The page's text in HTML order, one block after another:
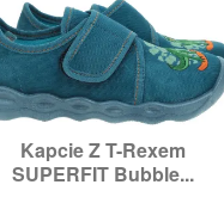
Kapcie Z T-Rexem
SUPERFIT Bubble...
Szybki podgląd
Rozmiary:30